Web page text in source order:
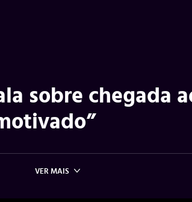
sobre chegada
VER MAIS